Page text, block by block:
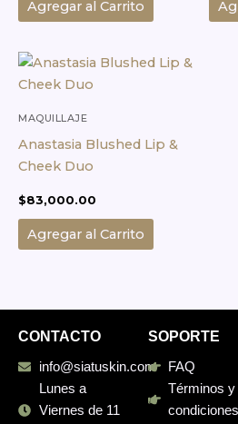
Agregar al Carrito
MAQUILLAJE
Anastasia Blushed Lip &
Cheek Duo
$83,000.00
Agregar al Carrito
CONTACTO
info@siatuskin.com
Lunes a
Viernes de 11
SOPORTE
FAQ
Términos y
condiciones